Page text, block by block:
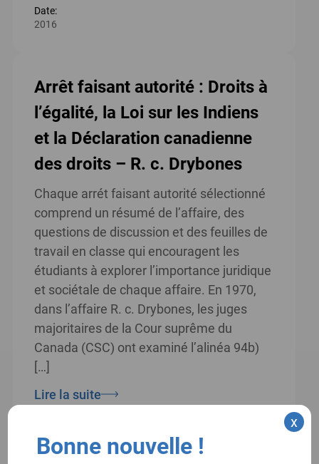
Date:
2016
Arrêt faisant autorité : Droits à
l’égalité, la Loi sur les Indiens
et la Déclaration canadienne
des droits – R. c. Drybones
Chaque arrét faisant autorité sélectionné
comprend un résumé de l’affaire, des
questions de discussion et des feuilles de
travail en classe qui encouragent les
étudiants à explorer l’importance juridique
et sociétale de chaque affaire. En 1970,
dans l’affaire R. c. Drybones, les juges
majoritaires de la Cour suprême du
Canada (CSC) ont examiné l’alinéa 94b)
[…]
Lire la suite
Date:
2016
Bonne nouvelle !
x